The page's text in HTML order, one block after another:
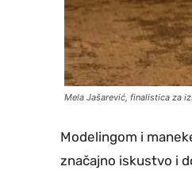
Mela Jašarević, finalistica za
Modelingom i
značajno iskustvo i